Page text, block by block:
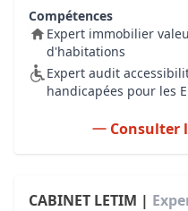
Compétences
Expert immobilier
d'habitations
Expert audit
handicapées pour les
Consulter
CABINET LETIM |